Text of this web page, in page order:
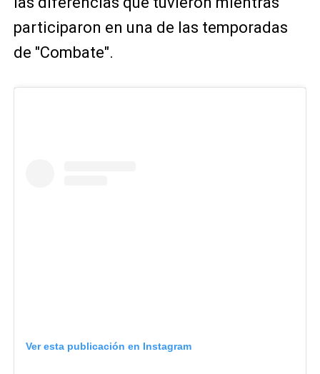
participaron en una de las temporadas
de "Combate".
Ver esta publicación en Instagram